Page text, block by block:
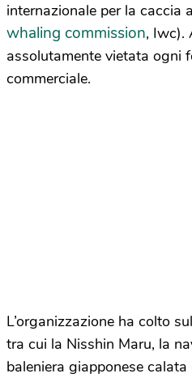
internazionale per la caccia
whaling commission, Iwc).
assolutamente vietata ogni
commerciale.
L’organizzazione ha colto
tra cui la Nisshin Maru, la
baleniera giapponese